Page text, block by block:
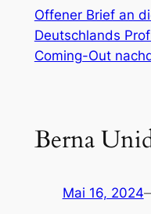
Offener Brief an
Deutschlands
Coming-Out
Berna
Mai 16, 2024